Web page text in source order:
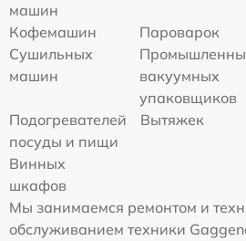
машин
Кофемашин
Пароварок
Сушильных
машин
вакуумных
упаковщиков
Подогревателей
посуды и пищи
Вытяжек
Винных
шкафов
Мы занимаемся ремонтом и
обслуживанием техники